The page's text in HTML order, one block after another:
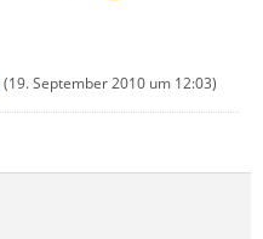
(19. September 2010 um 12:03)